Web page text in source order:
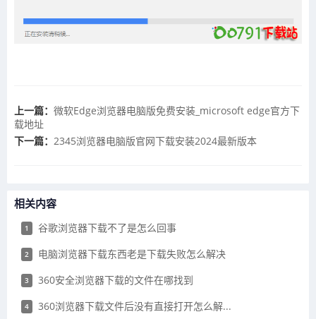
上一篇： ​微软Edge浏览器电脑版免费安装_microsoft edge官方下
载地址
下一篇： ​2345浏览器电脑版官网下载安装2024最新版本
相关内容
1 谷歌浏览器下载不了是怎么回事
2 电脑浏览器下载东西老是下载失败怎么解决
3 360安全浏览器下载的文件在哪找到
4 360浏览器下载文件后没有直接打开怎么解...